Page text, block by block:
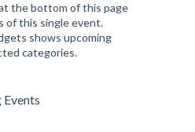
the bottom of this page
of this single event.
shows upcoming
categories.